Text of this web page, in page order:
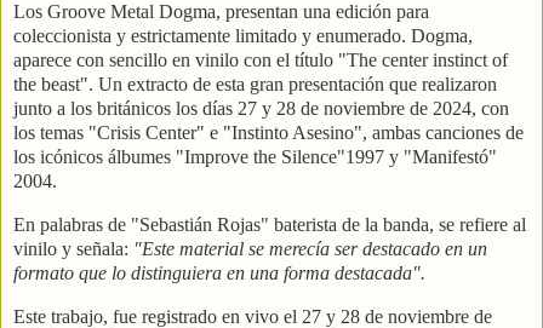
Los Groove Metal Dogma, presentan una edición para
coleccionista y estrictamente limitado y enumerado. Dogma,
aparece con sencillo en vinilo con el título "The center instinct of
the beast". Un extracto de esta gran presentación que realizaron
junto a los británicos los días 27 y 28 de noviembre de 2024, con
los temas "Crisis Center" e "Instinto Asesino", ambas canciones de
los icónicos álbumes "Improve the Silence"1997 y "Manifestó"
2004.
En palabras de "Sebastián Rojas" baterista de la banda, se refiere al
vinilo y señala: "Este material se merecía ser destacado en un
formato que lo distinguiera en una forma destacada".
Este trabajo, fue registrado en vivo el 27 y 28 de noviembre de